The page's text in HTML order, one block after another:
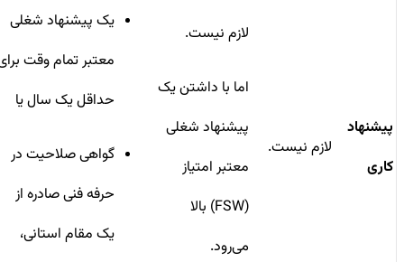
پیشنهاد
کاری
لازم نیست.
لازم نیست.
اما با داشتن یک
پیشنهاد شغلی
معتبر امتیاز
(FSW) بالا
می‌رود.
یک پیشنهاد شغلی
معتبر تمام وقت برای
حداقل یک سال یا
گواهی صلاحیت در
حرفه فنی صادره از
یک مقام استانی،